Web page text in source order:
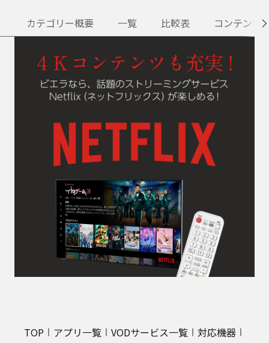
カテゴリー概要 一覧 比較表 コンテンツ
TOP アプリ一覧 VODサービス一覧 対応機器